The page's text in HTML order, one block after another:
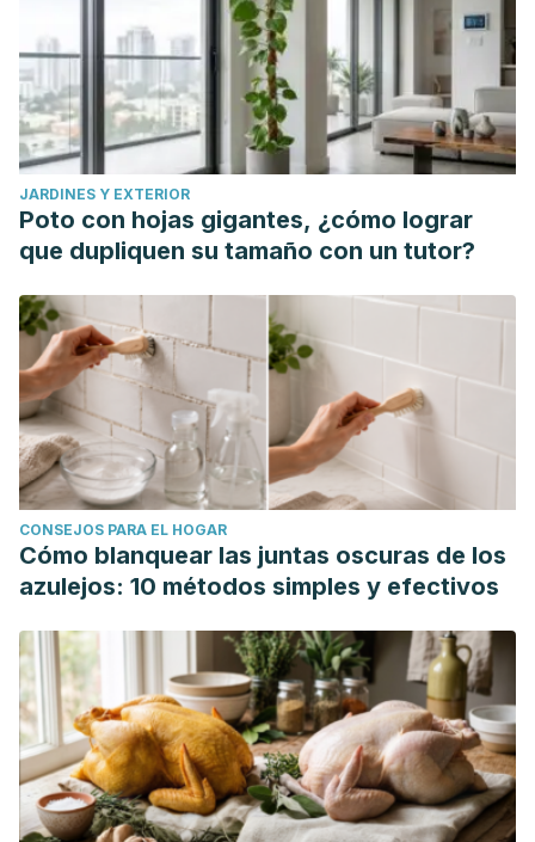
JARDINES Y EXTERIOR
Poto con hojas gigantes, ¿cómo lograr
que dupliquen su tamaño con un tutor?
CONSEJOS PARA EL HOGAR
Cómo blanquear las juntas oscuras de los
azulejos: 10 métodos simples y efectivos